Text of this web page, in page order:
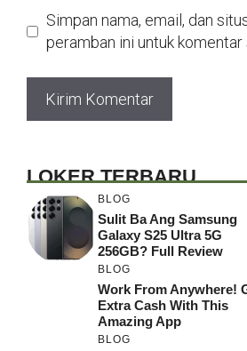
Simpan nama, email, dan
peramban ini untuk komentar
LOKER TERBARU
BLOG
Sulit Ba Ang Samsung
Galaxy S25 Ultra 5G
256GB? Full Review
BLOG
Work From Anywhere!
Extra Cash With This
Amazing App
BLOG